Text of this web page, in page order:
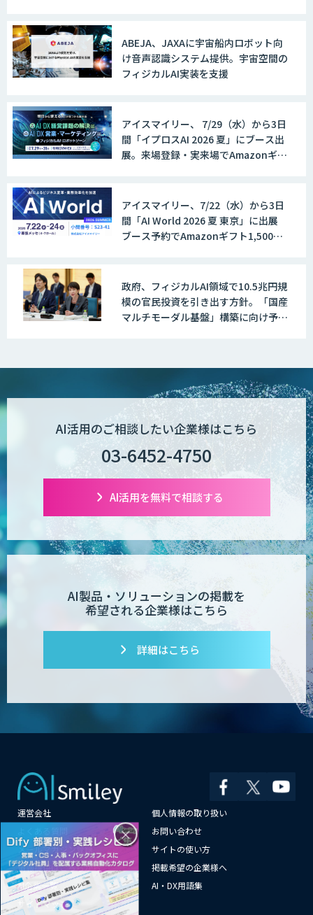
ABEJA、JAXAに宇宙船内ロボット向
け音声認識システム提供。宇宙空間の
フィジカルAI実装を支援
アイスマイリー、 7/29（水）から3日
間「イプロスAI 2026 夏」にブース出
展。来場登録・実来場でAmazonギフ
アイスマイリー、7/22（水）から3日
間「AI World 2026 夏 東京」に出展
ブース予約でAmazonギフト1,500円
政府、フィジカルAI領域で10.5兆円規
模の官民投資を引き出す方針。「国産
マルチモーダル基盤」構築に向け予算
AI活用のご相談したい企業様はこちら
03-6452-4750
AI活用を無料で相談する
AI製品・ソリューションの掲載を
希望される企業様はこちら
詳細はこちら
運営会社
個人情報の取り扱い
よくある質問
お問い合わせ
メールマガジン登録
サイトの使い方
情報提供はこちらから
掲載希望の企業様へ
AI企業一覧
AI・DX用語集
サイトマップ
×